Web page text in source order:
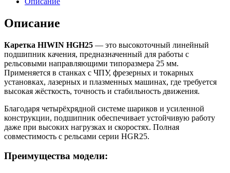
HGH25
Описание
Каретка HIWIN HGH25 — это высокоточный линейный
подшипник качения, предназначенный для работы с
рельсовыми направляющими типоразмера 25 мм.
Применяется в станках с ЧПУ, фрезерных и токарных
установках, лазерных и плазменных машинах, где требуется
высокая жёсткость, точность и стабильность движения.
Благодаря четырёхрядной системе шариков и усиленной
конструкции, подшипник обеспечивает устойчивую работу
даже при высоких нагрузках и скоростях. Полная
совместимость с рельсами серии HGR25.
Преимущества модели: